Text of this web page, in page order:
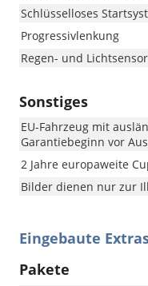
Schlüsselloses
Progressivlenkung
Regen- und Lichtsensor
Sonstiges
EU-Fahrzeug mit
Garantiebeginn vor
2 Jahre europaweite
Bilder dienen nur zur
Eingebaute
Pakete